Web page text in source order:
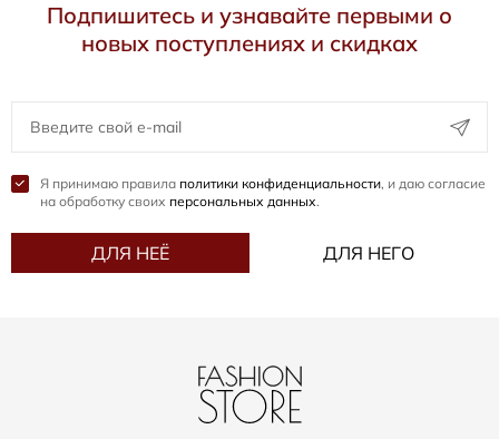
Подпишитесь и узнавайте первыми о
новых поступлениях и скидках
Я принимаю правила политики конфиденциальности, и даю согласие
на обработку своих персональных данных.
ДЛЯ НЕЁ ДЛЯ НЕГО